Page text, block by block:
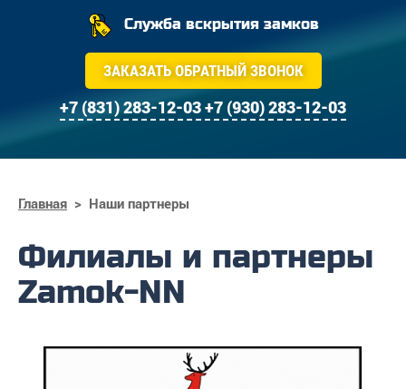
Главная > Наши партнеры
Филиалы и партнеры
Zamok-NN
Служба вскрытия замков
ЗАКАЗАТЬ ОБРАТНЫЙ ЗВОНОК
+7 (831) 283-12-03+7 (930) 283-12-03